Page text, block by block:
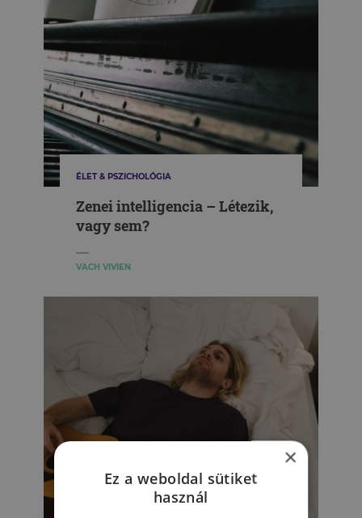
ÉLET & PSZICHOLÓGIA
Zenei intelligencia – Létezik,
vagy sem?
VACH VIVIEN
×
Ez a weboldal sütiket
használ